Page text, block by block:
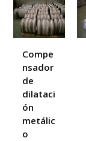
Compe
nsador
de
dilataci
ón
metálic
o